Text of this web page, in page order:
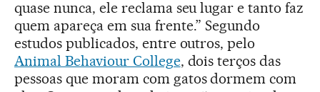
quase nunca, ele reclama seu lugar e tanto faz
quem apareça em sua frente.” Segundo
estudos publicados, entre outros, pelo
Animal Behaviour College, dois terços das
pessoas que moram com gatos dormem com